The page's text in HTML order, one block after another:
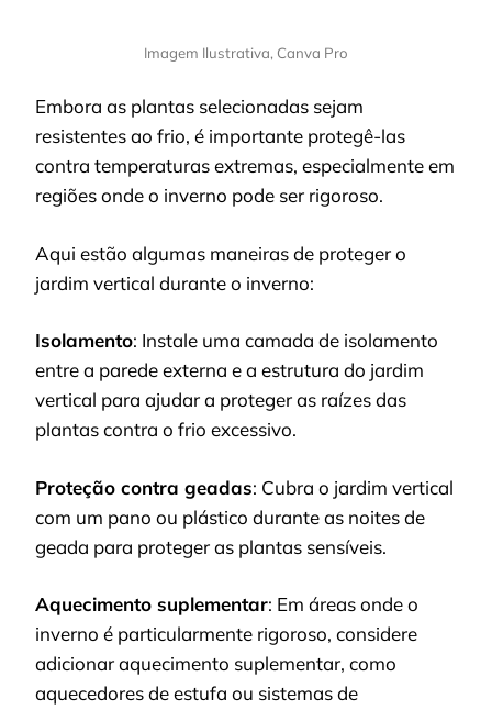
Imagem Ilustrativa, Canva Pro
Embora as plantas selecionadas sejam
resistentes ao frio, é importante protegê-las
contra temperaturas extremas, especialmente em
regiões onde o inverno pode ser rigoroso.
Aqui estão algumas maneiras de proteger o
jardim vertical durante o inverno:
Isolamento: Instale uma camada de isolamento
entre a parede externa e a estrutura do jardim
vertical para ajudar a proteger as raízes das
plantas contra o frio excessivo.
Proteção contra geadas: Cubra o jardim vertical
com um pano ou plástico durante as noites de
geada para proteger as plantas sensíveis.
Aquecimento suplementar: Em áreas onde o
inverno é particularmente rigoroso, considere
adicionar aquecimento suplementar, como
aquecedores de estufa ou sistemas de